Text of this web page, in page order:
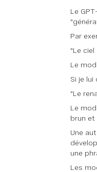
Le
Par
"Le ciel
Le
Si je lui
"Le
Le
brun et
Une
une
Les